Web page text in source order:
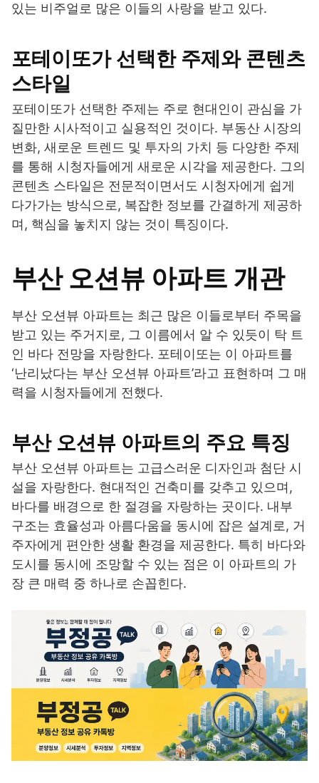
있는 비주얼로 많은 이들의 사랑을 받고 있다.
포테이또가 선택한 주제와 콘텐츠
스타일
포테이또가 선택한 주제는 주로 현대인이 관심을 가
질만한 시사적이고 실용적인 것이다. 부동산 시장의
변화, 새로운 트렌드 및 투자의 가치 등 다양한 주제
를 통해 시청자들에게 새로운 시각을 제공한다. 그의
콘텐츠 스타일은 전문적이면서도 시청자에게 쉽게
다가가는 방식으로, 복잡한 정보를 간결하게 제공하
며, 핵심을 놓치지 않는 것이 특징이다.
부산 오션뷰 아파트 개관
부산 오션뷰 아파트는 최근 많은 이들로부터 주목을
받고 있는 주거지로, 그 이름에서 알 수 있듯이 탁 트
인 바다 전망을 자랑한다. 포테이또는 이 아파트를
‘난리났다는 부산 오션뷰 아파트’라고 표현하며 그 매
력을 시청자들에게 전했다.
부산 오션뷰 아파트의 주요 특징
부산 오션뷰 아파트는 고급스러운 디자인과 첨단 시
설을 자랑한다. 현대적인 건축미를 갖추고 있으며,
바다를 배경으로 한 절경을 자랑하는 곳이다. 내부
구조는 효율성과 아름다움을 동시에 잡은 설계로, 거
주자에게 편안한 생활 환경을 제공한다. 특히 바다와
도시를 동시에 조망할 수 있는 점은 이 아파트의 가
장 큰 매력 중 하나로 손꼽힌다.